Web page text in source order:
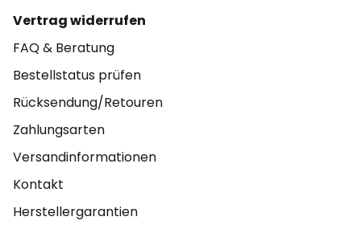
Vertrag widerrufen
FAQ & Beratung
Bestellstatus prüfen
Rücksendung/Retouren
Zahlungsarten
Versandinformationen
Kontakt
Herstellergarantien